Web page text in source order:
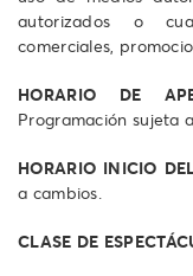
autorizados o
comerciales,
HORARIO DE
Programación sujeta
HORARIO INICIO
a cambios.
CLASE DE